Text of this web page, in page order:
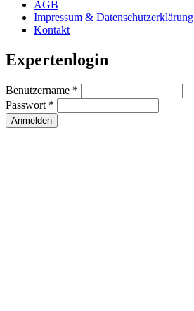
AGB
Impressum & Datenschutzerklärung
Kontakt
Expertenlogin
Benutzername *
Passwort *